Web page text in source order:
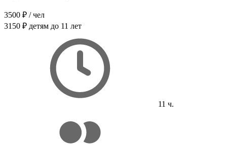
3500 ₽ / чел
3150 ₽ детям до 11 лет
11 ч.